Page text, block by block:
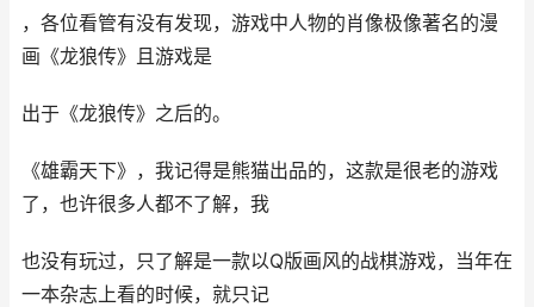
，各位看管有没有发现，游戏中人物的肖像极像著名的漫
画《龙狼传》且游戏是
出于《龙狼传》之后的。
《雄霸天下》，我记得是熊猫出品的，这款是很老的游戏
了，也许很多人都不了解，我
也没有玩过，只了解是一款以Q版画风的战棋游戏，当年在
一本杂志上看的时候，就只记